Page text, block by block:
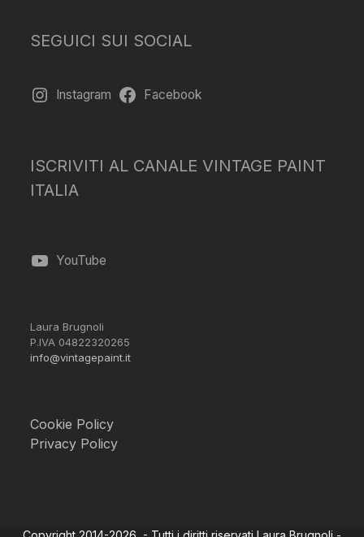
SEGUICI SUI SOCIAL
Instagram Facebook
ISCRIVITI AL CANALE VINTAGE PAINT
ITALIA
YouTube
Laura Brugnoli
P.IVA 04822320265
info@vintagepaint.it
Cookie Policy
Privacy Policy